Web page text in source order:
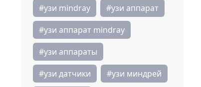
#узи mindray
#узи аппарат
#узи аппарат mindray
#узи аппараты
#узи датчики
#узи миндрей